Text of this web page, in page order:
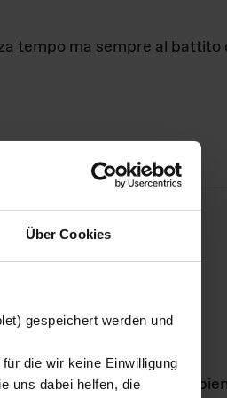
Über Cookies
gespeichert werden und
die wir keine Einwilligung
uns dabei helfen, die
tempo ma sempre al battito
GmbH e rimangono in